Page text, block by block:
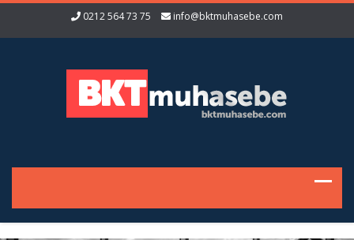
0212 564 73 75 info@bktmuhasebe.com